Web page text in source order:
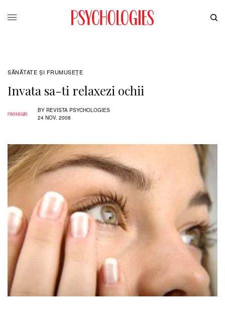
SĂNĂTATE ŞI FRUMUSEȚE
Invata sa-ti relaxezi ochii
BY REVISTA PSYCHOLOGIES
24 NOV. 2008